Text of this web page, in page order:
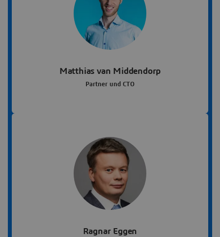
Matthias van Middendorp
Partner und CTO
Ragnar Eggen